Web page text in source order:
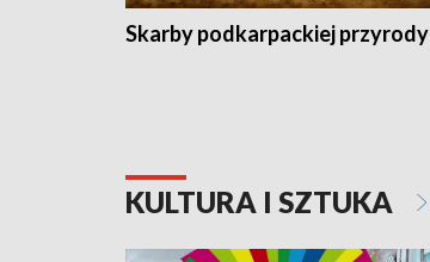
Skarby podkarpackiej przyrody
KULTURA I SZTUKA